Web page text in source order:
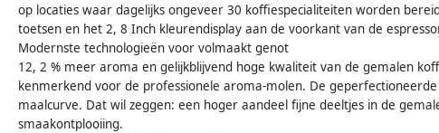
op locaties waar dagelijks ongeveer 30 koffiespecialiteiten worden
toetsen en het 2, 8 Inch kleurendisplay aan de voorkant van de
Modernste technologieën voor volmaakt genot
12, 2 % meer aroma en gelijkblijvend hoge kwaliteit van de gemalen
kenmerkend voor de professionele aroma-molen. De
maalcurve. Dat wil zeggen: een hoger aandeel fijne deeltjes in de
smaakontplooiing.